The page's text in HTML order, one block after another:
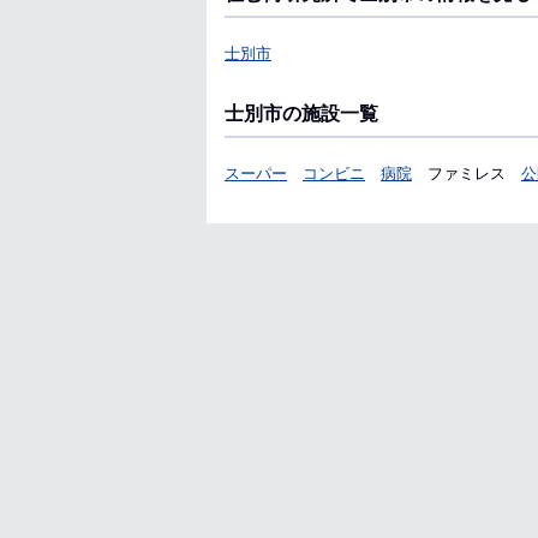
士別市
士別市の施設一覧
スーパー コンビニ 病院 ファミレス